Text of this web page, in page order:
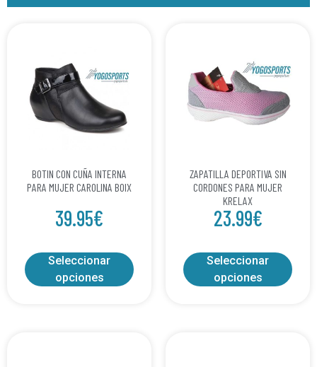
BOTIN CON CUÑA INTERNA
PARA MUJER CAROLINA BOIX
39.95€
Seleccionar
opciones
ZAPATILLA DEPORTIVA SIN
CORDONES PARA MUJER
KRELAX
23.99€
Seleccionar
opciones